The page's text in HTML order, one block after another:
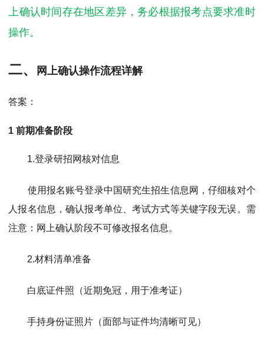
上确认时间存在地区差异，务必根据报考点要求准时
操作。
二、 网上确认操作流程详解
答案：
1 前期准备阶段
1.登录研招网核对信息
使用报名账号登录中国研究生招生信息网，仔细核对个
人报名信息，确认报考单位、考试方式等关键字段无误。需
注意：网上确认阶段不可修改报名信息。
2.材料清单准备
白底证件照（近期免冠，用于准考证）
手持身份证照片（面部与证件均清晰可见）